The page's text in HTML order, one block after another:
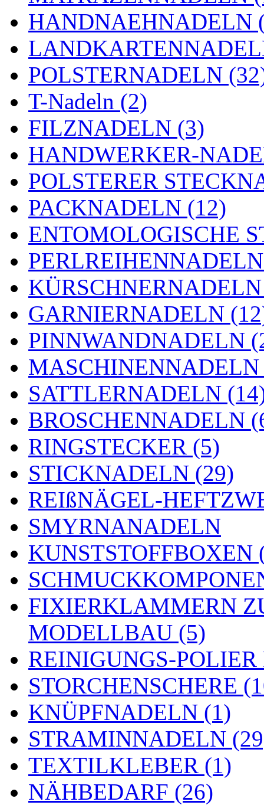
HANDNAEHNADELN
POLSTERNADELN
T-Nadeln (2)
FILZNADELN (3)
HANDWERKER-
POLSTERER
PACKNADELN (12)
ENTOMOLOGISCHE
GARNIERNADELN
PINNWANDNADELN
MASCHINENNADELN
SATTLERNADELN
BROSCHENNADELN
RINGSTECKER (5)
STICKNADELN (29)
REIßNÄGEL-
SMYRNANADELN
KUNSTSTOFFBOXEN
FIXIERKLAMMERN
MODELLBAU (5)
REINIGUNGS-
STORCHENSCHERE
KNÜPFNADELN (1)
STRAMINNADELN
TEXTILKLEBER (1)
NÄHBEDARF (26)